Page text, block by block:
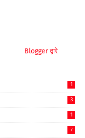
Blogger द्वारे
1
3
1
7